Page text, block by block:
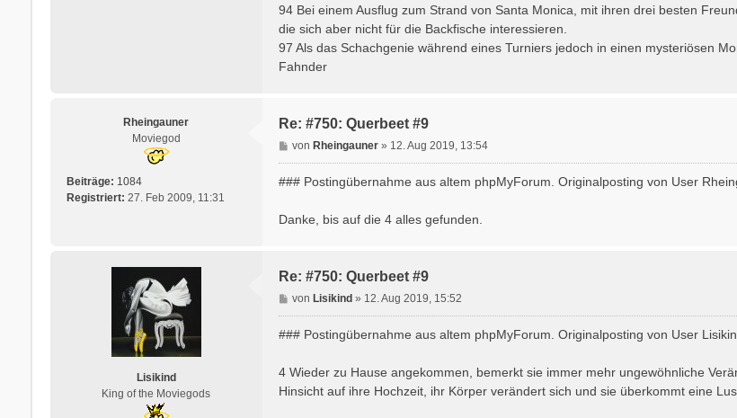
94 Bei einem Ausflug zum Strand von Santa Monica, mit ihren drei besten
die sich aber nicht für die Backfische interessieren.
97 Als das Schachgenie während eines Turniers jedoch in einen mysteriösen
Fahnder
Rheingauner
Moviegod
Beiträge: 1084
Registriert: 27. Feb 2009, 11:31
Re: #750: Querbeet #9
B
e
i
a
von Rheingauner » 12. Aug 2019, 13:54
### Postingübernahme aus altem phpMyForum. Originalposting von User
Danke, bis auf die 4 alles gefunden.
Lisikind
King of the Moviegods
Re: #750: Querbeet #9
B
e
i
a
g
von Lisikind » 12. Aug 2019, 15:52
### Postingübernahme aus altem phpMyForum. Originalposting von User
4 Wieder zu Hause angekommen, bemerkt sie immer mehr ungewöhnliche
Hinsicht auf ihre Hochzeit, ihr Körper verändert sich und sie überkommt eine